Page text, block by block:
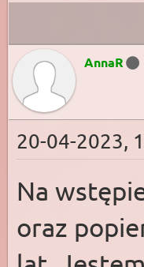
AnnaR
20-04-2023,
Na
oraz